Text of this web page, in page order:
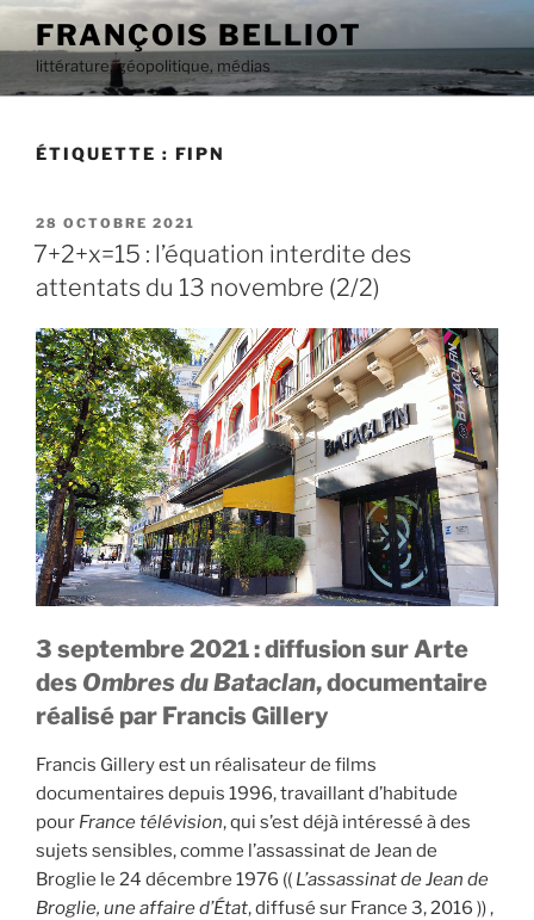
Aller
contenu
principal
FRANÇOIS BELLIOT
littérature, géopolitique, médias
ÉTIQUETTE : FIPN
PUBLIÉ
LE
28 OCTOBRE 2021
7+2+x=15 : l’équation interdite des
attentats du 13 novembre (2/2)
3 septembre 2021 : diffusion sur Arte
des Ombres du Bataclan, documentaire
réalisé par Francis Gillery
Francis Gillery est un réalisateur de films
documentaires depuis 1996, travaillant d’habitude
pour France télévision, qui s’est déjà intéressé à des
sujets sensibles, comme l’assassinat de Jean de
Broglie le 24 décembre 1976 (( L’assassinat de Jean de
Broglie, une affaire d’État, diffusé sur France 3, 2016 )) ,